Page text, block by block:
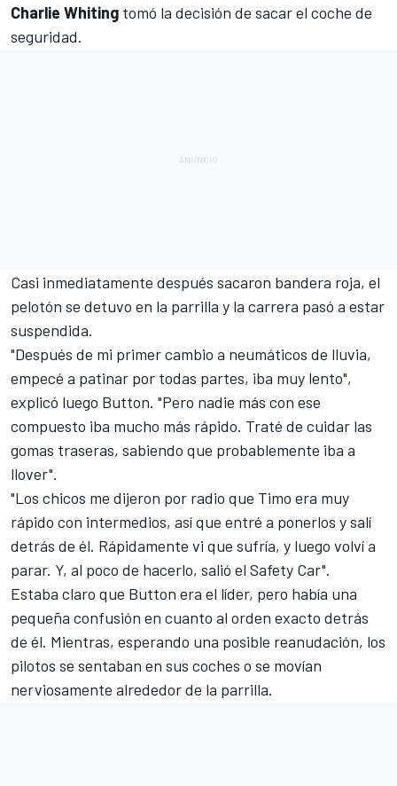
Charlie Whiting tomó la decisión de sacar el coche de
seguridad.
Casi inmediatamente después sacaron bandera roja, el
pelotón se detuvo en la parrilla y la carrera pasó a estar
suspendida.
"Después de mi primer cambio a neumáticos de lluvia,
empecé a patinar por todas partes, iba muy lento",
explicó luego Button. "Pero nadie más con ese
compuesto iba mucho más rápido. Traté de cuidar las
gomas traseras, sabiendo que probablemente iba a
llover".
"Los chicos me dijeron por radio que Timo era muy
rápido con intermedios, así que entré a ponerlos y salí
detrás de él. Rápidamente vi que sufría, y luego volví a
parar. Y, al poco de hacerlo, salió el Safety Car".
Estaba claro que Button era el líder, pero había una
pequeña confusión en cuanto al orden exacto detrás
de él. Mientras, esperando una posible reanudación, los
pilotos se sentaban en sus coches o se movían
nerviosamente alrededor de la parrilla.